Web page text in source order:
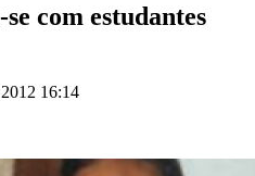
com estudantes
16:14